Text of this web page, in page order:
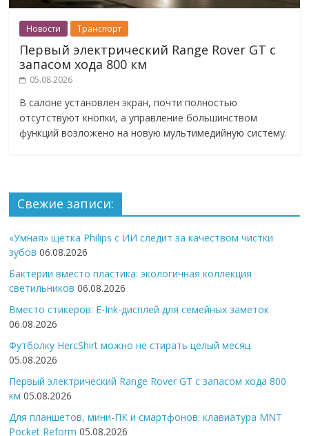
Новости Транспорт
Первый электрический Range Rover GT с
запасом хода 800 км
05.08.2026
В салоне установлен экран, почти полностью
отсутствуют кнопки, а управление большинством
функций возложено на новую мультимедийную систему.
Свежие записи:
«Умная» щётка Philips с ИИ следит за качеством чистки
зубов 06.08.2026
Бактерии вместо пластика: экологичная коллекция
светильников 06.08.2026
Вместо стикеров: E-Ink-дисплей для семейных заметок
06.08.2026
Футболку HercShirt можно не стирать целый месяц
05.08.2026
Первый электрический Range Rover GT с запасом хода 800
км 05.08.2026
Для планшетов, мини-ПК и смартфонов: клавиатура MNT
Pocket Reform 05.08.2026